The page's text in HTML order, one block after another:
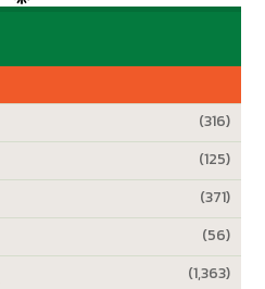
(316)
(125)
(371)
(56)
(1,363)